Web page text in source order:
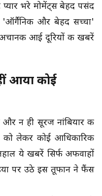
भरे मोमेंट्स बेहद पसंद
'ऑर्गैनिक और बेहद सच्चा'
आई दूरियों की खबरें
आया कोई
न ही सूरज नांबियार की
को लेकर कोई आधिकारिक
ये खबरें सिर्फ अफवाहों
पर उठे इस तूफान ने फैंस